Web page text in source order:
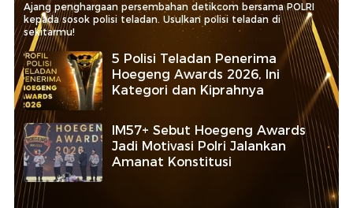
Ajang penghargaan persembahan detikcom bersama POLRI
kepada sosok polisi teladan. Usulkan polisi teladan di
sekitarmu!
5 Polisi Teladan Penerima
Hoegeng Awards 2026, Ini
Kategori dan Kiprahnya
IM57+ Sebut Hoegeng Awards
Jadi Motivasi Polri Jalankan
Amanat Konstitusi